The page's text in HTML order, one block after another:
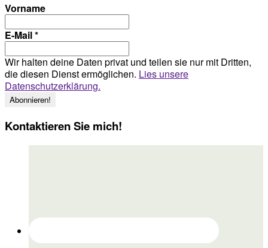
Vorname
E-Mail*
Wir halten deine Daten privat und teilen sie nur mit Dritten,
die diesen Dienst ermöglichen. Lies unsere
Datenschutzerklärung.
Kontaktieren Sie mich!